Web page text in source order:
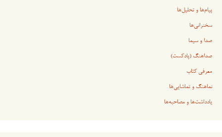
پیام‌ها و تحلیل‌ها
سخنرانی‏‏‌ها
صدا و سیما
صداهنگ (پادکست)
معرفی کتاب
نماهنگ و تماشایی‌ها
یادداشت‌ها و مصاحبه‌ها